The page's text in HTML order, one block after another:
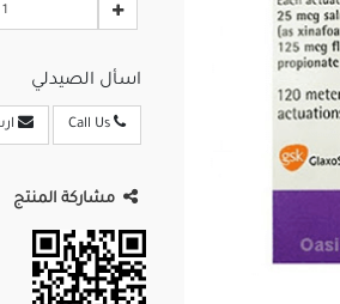
اسأل الصيدلي
Call Us
مشاركة المنتج